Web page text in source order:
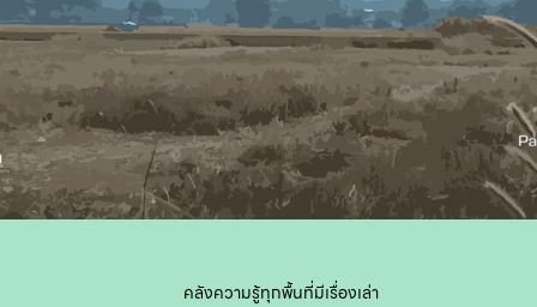
คลังความรู้ทุกพื้นที่มีเรื่องเล่า